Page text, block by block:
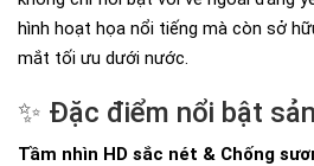
hình hoạt họa nổi tiếng mà còn sở
mắt tối ưu dưới nước.
✨ Đặc điểm nổi bật
Tầm nhìn HD sắc nét & Chống